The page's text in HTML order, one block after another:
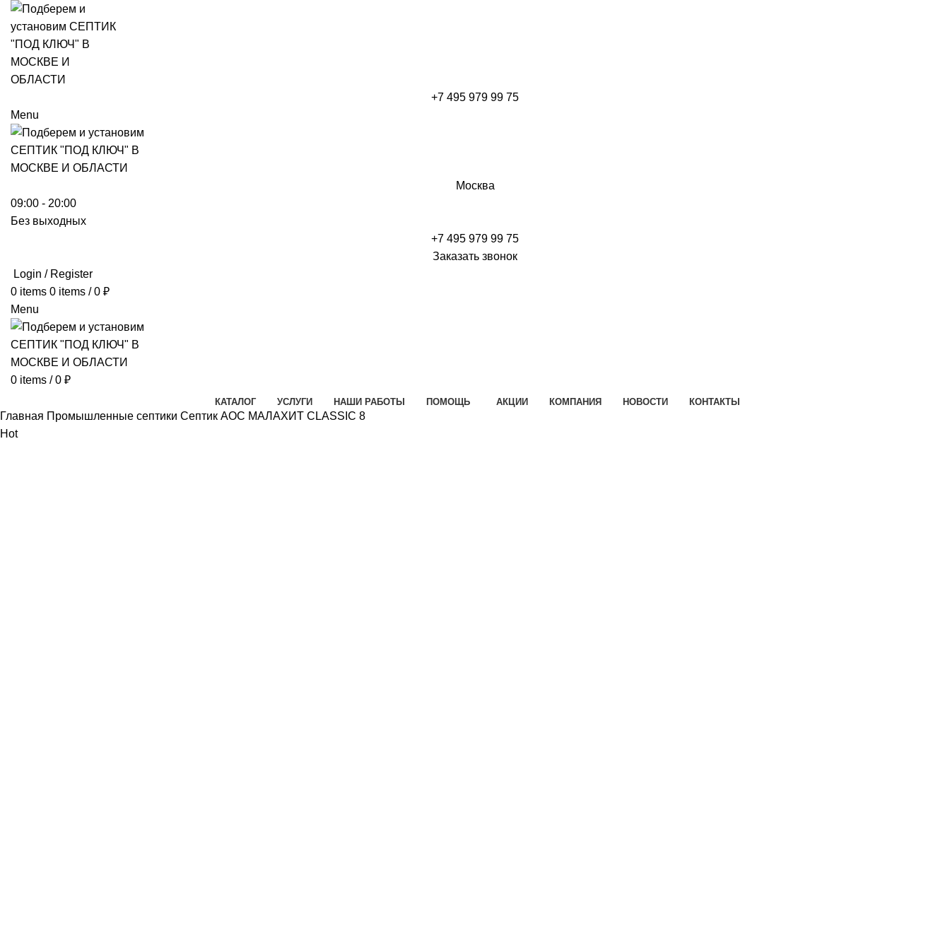
+7 495 979 99 75
Menu
Москва
09:00 - 20:00
Без выходных
+7 495 979 99 75
Заказать звонок
Login / Register
0 items 0 items / 0 ₽
Menu
0 items / 0 ₽
КАТАЛОГ УСЛУГИ НАШИ РАБОТЫ ПОМОЩЬ АКЦИИ КОМПАНИЯ НОВОСТИ КОНТАКТЫ
Главная Промышленные септики Септик АОС МАЛАХИТ CLASSIC 8
Hot